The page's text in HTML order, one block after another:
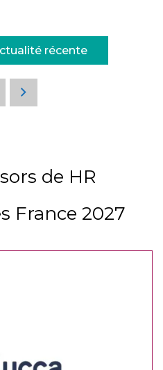
récente
de HR
France 2027